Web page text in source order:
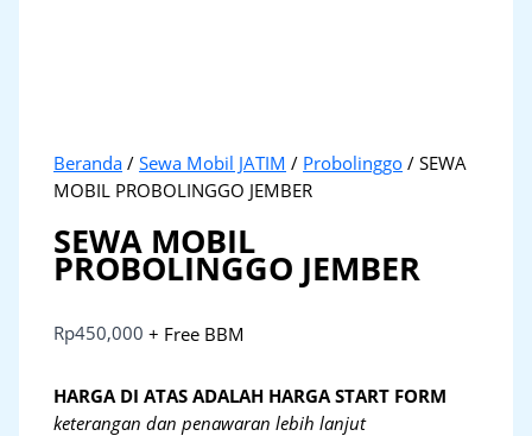
Beranda /Sewa Mobil JATIM / Probolinggo / SEWA
MOBIL PROBOLINGGO JEMBER
SEWA MOBIL
PROBOLINGGO JEMBER
Rp450,000 + Free BBM
HARGA DI ATAS ADALAH HARGA START FORM
keterangan dan penawaran lebih lanjut